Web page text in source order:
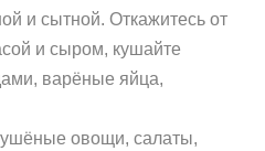
и сытной. Откажитесь от
и сыром, кушайте
варёные яйца,
овощи, салаты,